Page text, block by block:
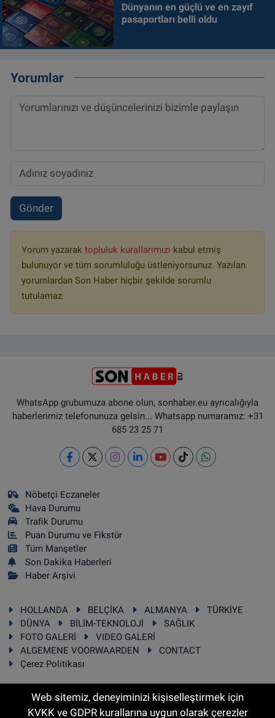
Dünyanın en güçlü ve en zayıf
pasaportları belli oldu
Yorumlar
Gönder
Yorum yazarak topluluk kurallarımızı kabul etmiş
bulunuyor ve tüm sorumluluğu üstleniyorsunuz. Yazılan
yorumlardan Son Haber hiçbir şekilde sorumlu
tutulamaz.
WhatsApp grubumuza abone olun, sonhaber.eu ayrıcalığıyla
haberlerimiz telefonunuza gelsin... Whatsapp numaramız: +31
685 23 25 71
Nöbetçi Eczaneler
Hava Durumu
Trafik Durumu
Puan Durumu ve Fikstür
Tüm Manşetler
Son Dakika Haberleri
Haber Arşivi
HOLLANDA BELÇİKA ALMANYA
TÜRKİYE
DÜNYA
BİLİM-TEKNOLOJİ
SAĞLIK
FOTO GALERİ
VIDEO GALERİ
ALGEMENE VOORWAARDEN
CONTACT
Çerez Politikası
Web sitemiz, deneyiminizi kişiselleştirmek için
KVKK ve GDPR kurallarına uygun olarak çerezler